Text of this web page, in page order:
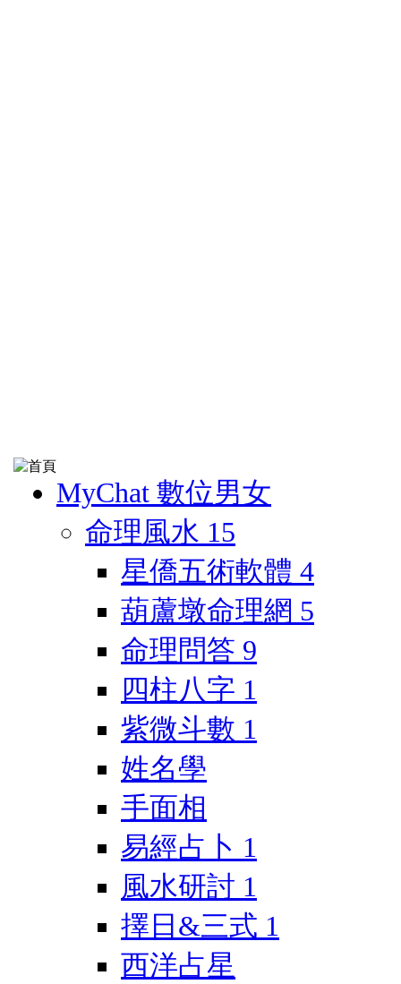
MyChat 數位男女
命理風水 15
星僑五術軟體 4
葫蘆墩命理網 5
命理問答 9
四柱八字 1
紫微斗數 1
姓名學
手面相
易經占卜 1
風水研討 1
擇日&三式 1
西洋占星